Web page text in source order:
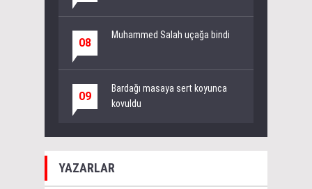
08
Muhammed Salah uçağa bindi
09
Bardağı masaya sert koyunca
kovuldu
YAZARLAR